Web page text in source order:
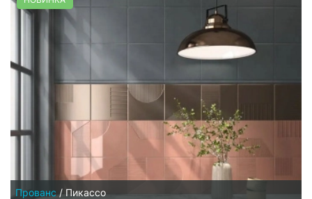
Прованс / Пикассо